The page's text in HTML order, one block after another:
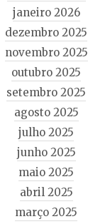
janeiro 2026
dezembro 2025
novembro 2025
outubro 2025
setembro 2025
agosto 2025
julho 2025
junho 2025
maio 2025
abril 2025
março 2025